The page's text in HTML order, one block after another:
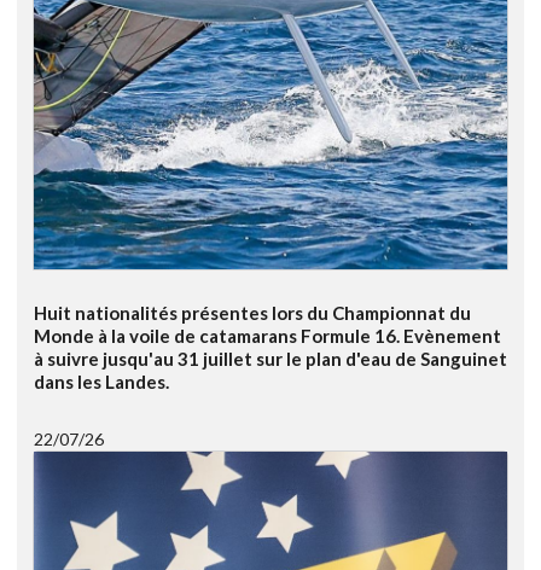
Huit nationalités présentes lors du Championnat du
Monde à la voile de catamarans Formule 16. Evènement
à suivre jusqu'au 31 juillet sur le plan d'eau de Sanguinet
dans les Landes.
22/07/26